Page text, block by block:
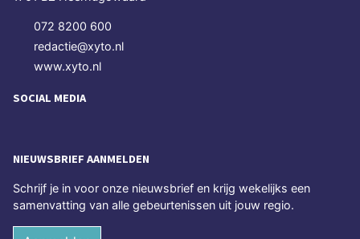
072 8200 600
redactie@xyto.nl
www.xyto.nl
SOCIAL MEDIA
NIEUWSBRIEF AANMELDEN
Schrijf je in voor onze nieuwsbrief en krijg wekelijks een
samenvatting van alle gebeurtenissen uit jouw regio.